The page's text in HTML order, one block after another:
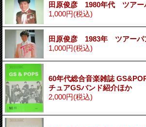
田原俊彦 1980年代 ツア
1,000円(税込)
田原俊彦 1983年 ツアー
1,000円(税込)
60年代総合音楽雑誌
チュアGSバンド紹介ほか
2,000円(税込)